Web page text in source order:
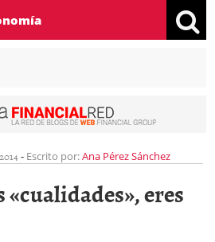
- Escrito por:Ana Pérez Sánchez
«cualidades», eres